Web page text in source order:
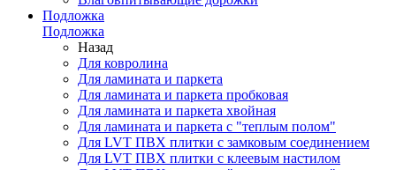
Подложка
Подложка
Назад
Для ковролина
Для ламината и паркета
Для ламината и паркета пробковая
Для ламината и паркета хвойная
Для ламината и паркета с "теплым полом"
Для LVT ПВХ плитки с замковым соединением
Для LVT ПВХ плитки с клеевым настилом